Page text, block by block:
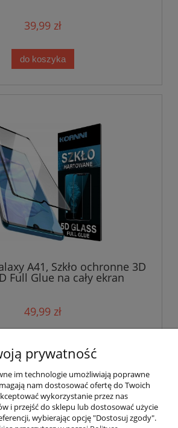
39,99 zł
do koszyka
A41, Szkło ochronne 3D
Full Glue na cały ekran
49,99 zł
Pomoc
prywatność
im technologie umożliwiają poprawne
nam dostosować ofertę do Twoich
wykorzystanie przez nas
i przejść do sklepu lub dostosować użycie
wybierając opcję "Dostosuj zgody".